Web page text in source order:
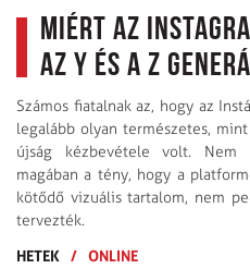
Miért az
az Y és a Z
Számos fiatalnak az, hogy az
legalább olyan természetes,
újság kézbevétele volt. Nem
magában a tény, hogy a
kötődő vizuális tartalom, nem
tervezték.
HETEK
/ ONLINE